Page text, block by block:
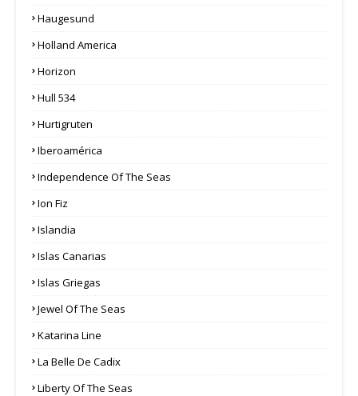
Haugesund
Holland America
Horizon
Hull 534
Hurtigruten
Iberoamérica
Independence Of The Seas
Ion Fiz
Islandia
Islas Canarias
Islas Griegas
Jewel Of The Seas
Katarina Line
La Belle De Cadix
Liberty Of The Seas